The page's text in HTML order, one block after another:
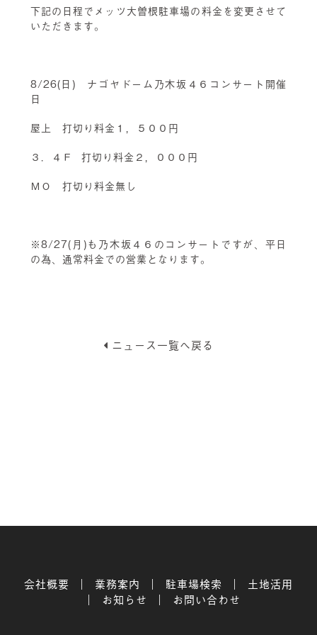
下記の日程でメッツ大曽根駐車場の料金を変更させて
いただきます。
8/26(日) ナゴヤドーム乃木坂４６コンサート開催
日
屋上 打切り料金１，５００円
３．４Ｆ 打切り料金２，０００円
ＭＯ 打切り料金無し
※8/27(月)も乃木坂４６のコンサートですが、平日
の為、通常料金での営業となります。
ニュース一覧へ戻る
会社概要 業務案内 駐車場検索
土地活用
お知らせ
お問い合わせ